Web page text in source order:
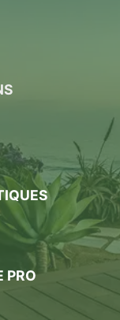
PRO